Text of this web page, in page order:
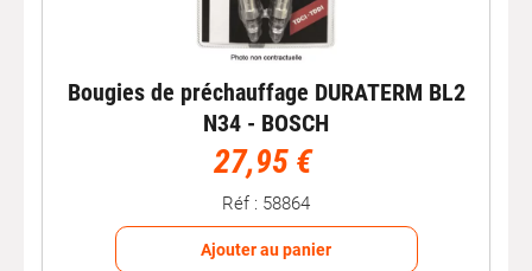
Bougies de préchauffage DURATERM BL2
N34 - BOSCH
27,95 €
Réf : 58864
Ajouter au panier